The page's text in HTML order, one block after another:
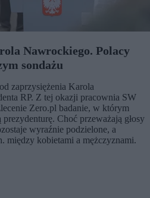
Nawrockiego. Polacy
sondażu
zaprzysiężenia Karola
RP. Z tej okazji pracownia SW
Zero.pl badanie, w którym
Choć przeważają głosy
wyraźnie podzielone, a
między kobietami a mężczyznami.